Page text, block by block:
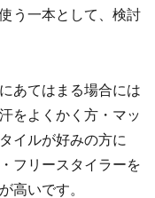
う一本として、検討
あてはまる場合には
をよくかく方・マッ
イルが好みの方に
フリースタイラーを
高いです。